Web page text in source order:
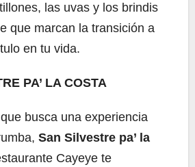
las uvas y los brindis
que marcan la transición a
en tu vida.
PA’ LA COSTA
busca una experiencia
San Silvestre pa’ la
Cayeye te